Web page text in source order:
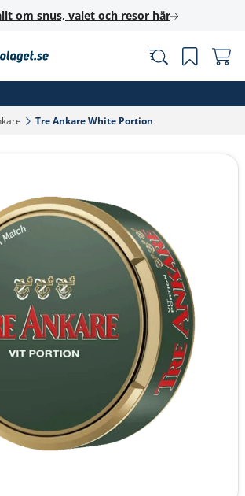
om snus, valet och resor här
Tre Ankare White Portion‎